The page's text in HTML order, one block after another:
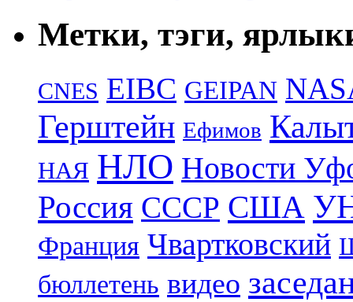
Метки, тэги,
CNES EIBC GEIPAN
Герштейн Ефимов
НАЯ НЛО Новости
Россия СССР США
Франция Чвартковский
бюллетень видео